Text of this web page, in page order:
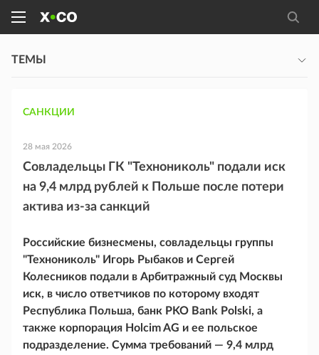
ТЕМЫ
САНКЦИИ
28 мая 2026
Совладельцы ГК "Технониколь" подали иск
на 9,4 млрд рублей к Польше после потери
актива из-за санкций
Российские бизнесмены, совладельцы группы
"Технониколь" Игорь Рыбаков и Сергей
Колесников подали в Арбитражный суд Москвы
иск, в число ответчиков по которому входят
Республика Польша, банк PKO Bank Polski, а
также корпорация Holcim AG и ее польское
подразделение. Сумма требований — 9,4 млрд